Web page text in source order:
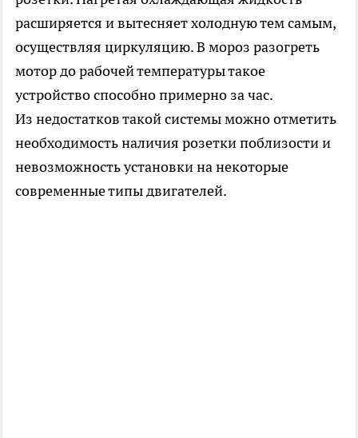
расширяется и вытесняет холодную тем самым,
осуществляя циркуляцию. В мороз разогреть
мотор до рабочей температуры такое
устройство способно примерно за час.
Из недостатков такой системы можно отметить
необходимость наличия розетки поблизости и
невозможность установки на некоторые
современные типы двигателей.